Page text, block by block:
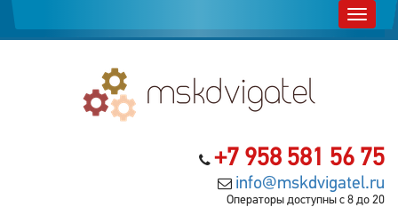
+7 958 581 56 75
info@mskdvigatel.ru
Операторы доступны с 8 до 20